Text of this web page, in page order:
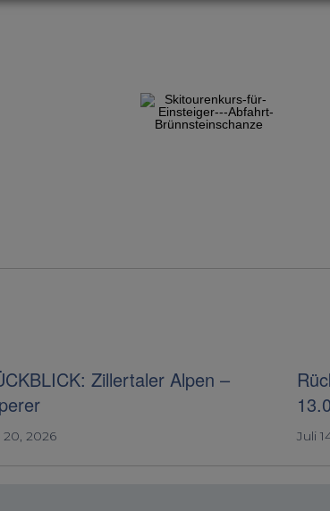
Zillertaler Alpen –
20, 2026 Juli